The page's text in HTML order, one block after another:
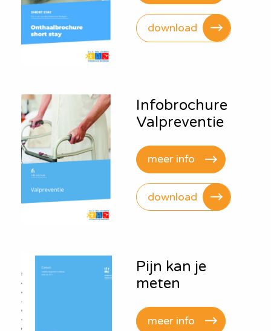
download
Infobrochure
Valpreventie
meer info
download
Pijn kan je
meten
meer info